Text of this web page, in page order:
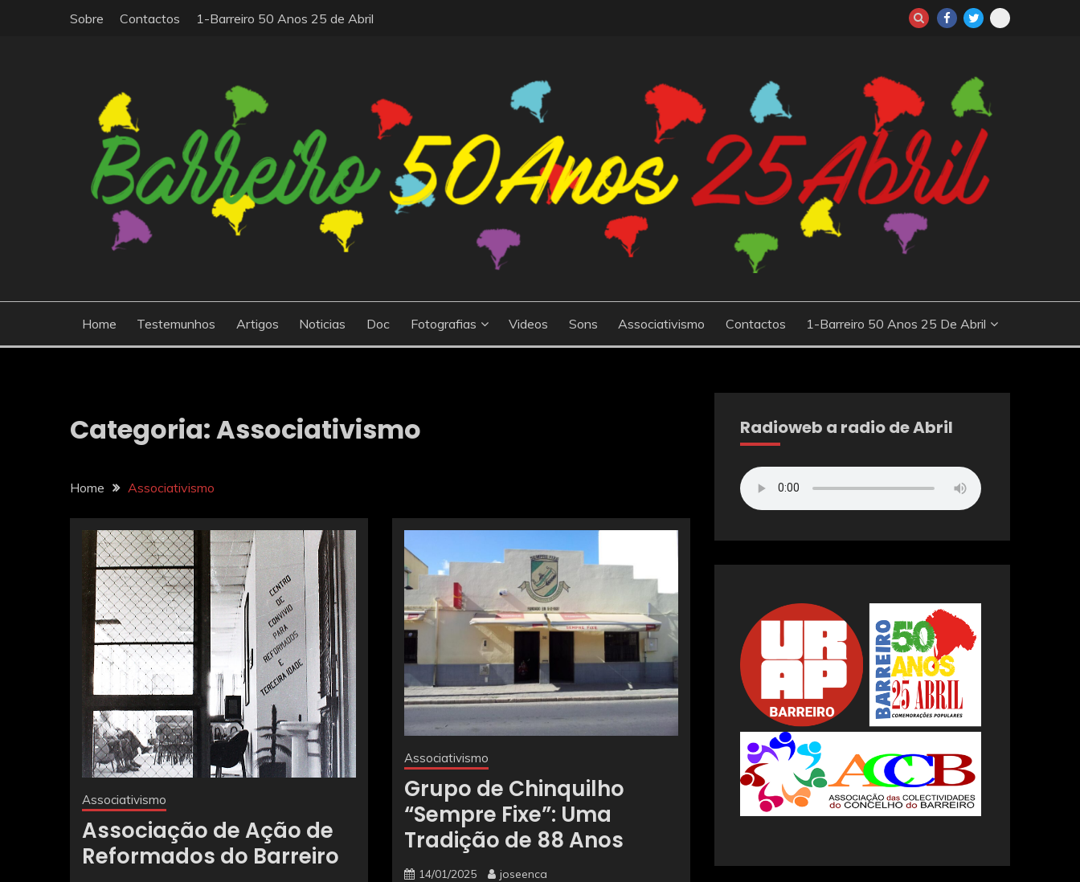
Sobre Contactos 1-Barreiro 50 Anos 25 de Abril
BARREIRO|50ANOS|25ABRILdia histórico, bem como as suas consequências políticas, sociais e culturais
Home
Testemunhos Artigos Noticias Doc Fotografias Videos Sons Associativismo Contactos 1-Barreiro 50 Anos 25 De Abril
Categoria:Associativismo
Home Associativismo
Associativismo
Associação de Ação de
Reformados do Barreiro
Associativismo
Grupo de Chinquilho
“Sempre Fixe”: Uma
Tradição de 88 Anos
14/01/2025 joseenca
Radioweb a radio de Abril